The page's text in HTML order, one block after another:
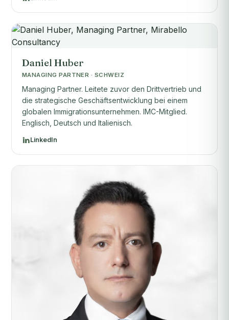
Daniel Huber
MANAGING PARTNER · SCHWEIZ
Managing Partner. Leitete zuvor den Drittvertrieb und
die strategische Geschäftsentwicklung bei einem
globalen Immigrationsunternehmen. IMC-Mitglied.
Englisch, Deutsch und Italienisch.
LinkedIn